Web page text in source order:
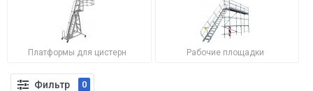
Платформы для цистерн Рабочие площадки
Фильтр 0